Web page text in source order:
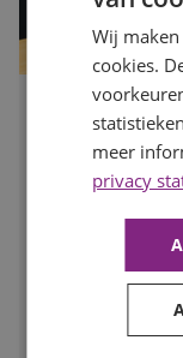
Is jouw
zorg je dat je
AuteurMayra
Na de
beweging. Voor
te kijken en op
voor de drukke
Wij
cookies.
meer
privacy